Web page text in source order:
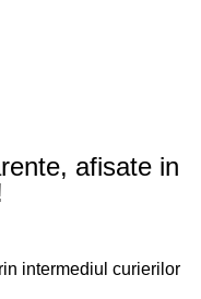
afisate in
intermediul curierilor